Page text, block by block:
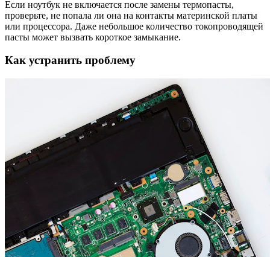
Если ноутбук не включается после замены термопасты,
проверьте, не попала ли она на контакты материнской платы
или процессора. Даже небольшое количество токопроводящей
пасты может вызвать короткое замыкание.
Как устранить проблему